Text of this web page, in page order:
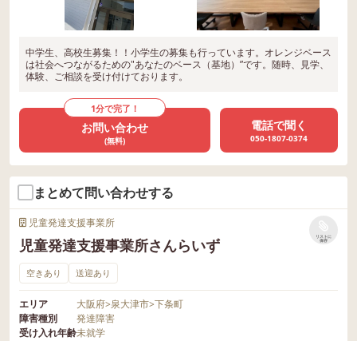
中学生、高校生募集！！小学生の募集も行っています。オレンジベース
は社会へつながるための"あなたのベース（基地）”です。随時、見学、
体験、ご相談を受け付けております。
1分で完了！
お問い合わせ
(無料)
電話で聞く
050-1807-0374
まとめて問い合わせする
児童発達支援事業所
児童発達支援事業所さんらいず
リストに
保存
空きあり 送迎あり
エリア 大阪府>泉大津市>下条町
障害種別
発達障害
受け入れ年齢未就学